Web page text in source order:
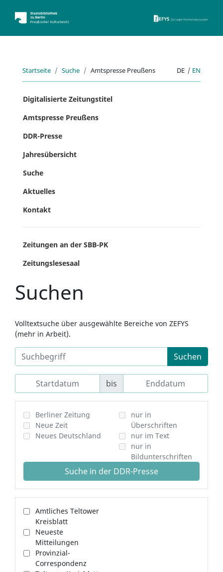
Startseite Suche Amtspresse Preußens DE | EN
Digitalisierte Zeitungstitel
Amtspresse Preußens
DDR-Presse
Jahresübersicht
Suche
Aktuelles
Kontakt
Zeitungen an der SBB-PK
Zeitungslesesaal
Suchen
Volltextsuche über ausgewählte Bereiche von ZEFYS
(mehr in Arbeit).
Suchen
bis
Berliner Zeitung
Neue Zeit
Neues Deutschland
nur in
Überschriften
nur im Text
nur in
Bildunterschriften
Suche in der DDR-Presse
Amtliches Teltower
Kreisblatt
Neueste
Mitteilungen
Provinzial-
Correspondenz